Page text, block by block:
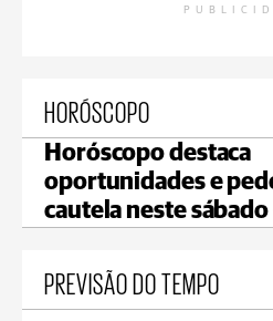
HORÓSCOPO
Horóscopo destaca
oportunidades e
cautela neste
PREVISÃO DO TEMPO